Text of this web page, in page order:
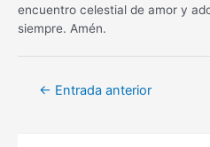
encuentro celestial de amor y
siempre. Amén.
Navegación
← Entrada anterior